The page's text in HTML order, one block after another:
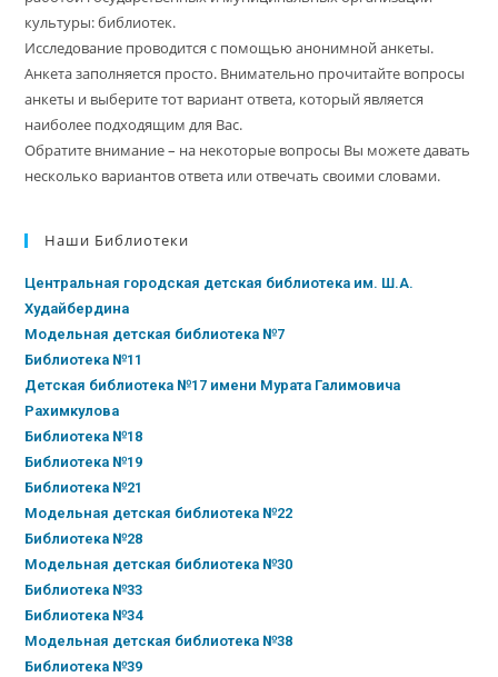
культуры: библиотек.
Исследование проводится с помощью анонимной анкеты.
Анкета заполняется просто. Внимательно прочитайте вопросы
анкеты и выберите тот вариант ответа, который является
наиболее подходящим для Вас.
Обратите внимание – на некоторые вопросы Вы можете давать
несколько вариантов ответа или отвечать своими словами.
Наши Библиотеки
Центральная городская детская библиотека им. Ш.А.
Худайбердина
Модельная детская библиотека №7
Библиотека №11
Детская библиотека №17 имени Мурата Галимовича
Рахимкулова
Библиотека №18
Библиотека №19
Библиотека №21
Модельная детская библиотека №22
Библиотека №28
Модельная детская библиотека №30
Библиотека №33
Библиотека №34
Модельная детская библиотека №38
Библиотека №39